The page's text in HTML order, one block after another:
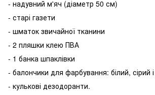
- надувний м'яч (діаметр 50 см)
- старі газети
- шматок звичайної тканини
- 2 пляшки клею ПВА
- 1 банка шпаклівки
- балончики для фарбування: білий, сірий
- кулькові дезодоранти.